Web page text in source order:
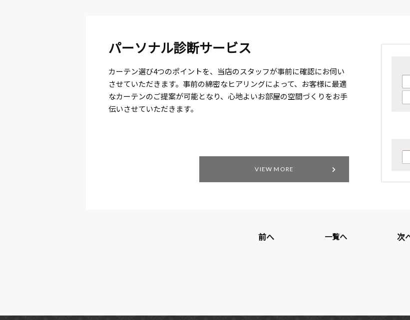
パーソナル診断サービス
カーテン選び4つのポイントを、当店のスタッフが事前に確認にお伺い
させていただきます。事前の綿密なヒアリングによって、お客様に最適
なカーテンのご提案が可能となり、心地よいお部屋の空間づくりをお手
伝いさせていただきます。
VIEW MORE
前へ 一覧へ 次